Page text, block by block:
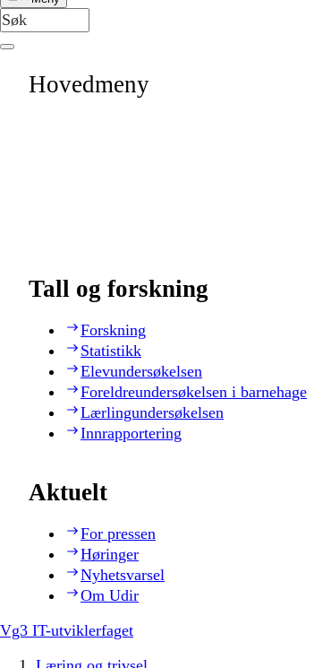
Hovedmeny
Tall og forskning
Forskning
Statistikk
Elevundersøkelsen
Foreldreundersøkelsen i barnehage
Lærlingundersøkelsen
Innrapportering
Aktuelt
For pressen
Høringer
Nyhetsvarsel
Om Udir
Vg3 IT-utviklerfaget